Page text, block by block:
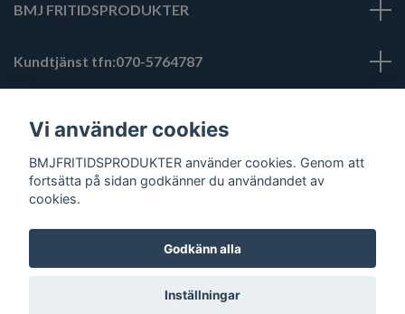
BMJ FRITIDSPRODUKTER
Kundtjänst tfn:070-5764787
Sociala medier
© 2026 BMJ FRITIDSPRODUKTER
Vi använder cookies
BMJFRITIDSPRODUKTER använder cookies. Genom att
fortsätta på sidan godkänner du användandet av
cookies.
Godkänn alla
Inställningar